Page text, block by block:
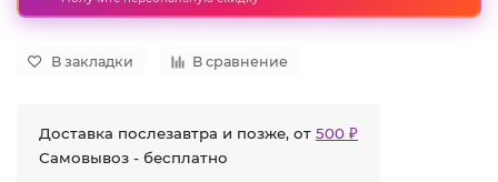
В закладки В сравнение
Доставка послезавтра и позже, от 500 ₽
Самовывоз - бесплатно